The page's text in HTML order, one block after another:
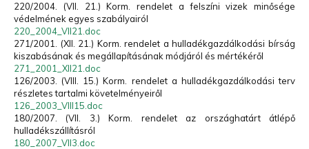
220/2004. (VII. 21.) Korm. rendelet a felszíni vizek minősége
védelmének egyes szabályairól
220_2004_VII21.doc
271/2001. (XII. 21.) Korm. rendelet a hulladékgazdálkodási bírság
kiszabásának és megállapításának módjáról és mértékéről
271_2001_XII21.doc
126/2003. (VIII. 15.) Korm. rendelet a hulladékgazdálkodási terv
részletes tartalmi követelményeiről
126_2003_VIII15.doc
180/2007. (VII. 3.) Korm. rendelet az országhatárt átlépő
hulladékszállításról
180_2007_VII3.doc